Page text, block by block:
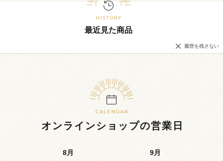
最近見た商品
履歴を残さない
オンラインショップの営業日
8月 9月